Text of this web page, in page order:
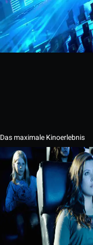
Das maximale Kinoerlebnis